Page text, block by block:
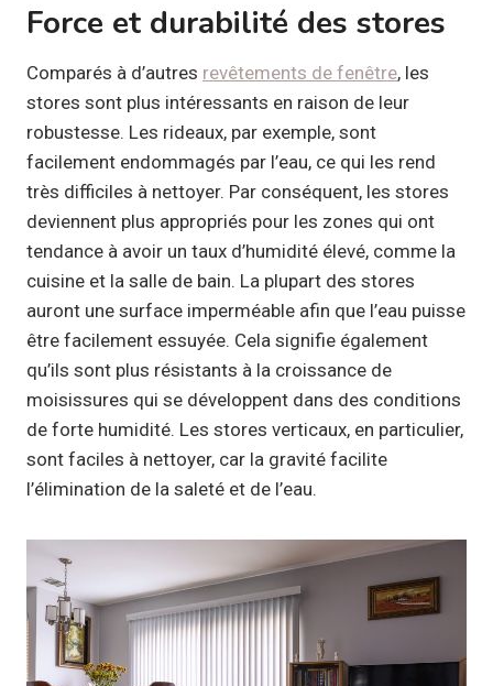
Force et durabilité des stores
Comparés à d’autres revêtements de fenêtre, les
stores sont plus intéressants en raison de leur
robustesse. Les rideaux, par exemple, sont
facilement endommagés par l’eau, ce qui les rend
très difficiles à nettoyer. Par conséquent, les stores
deviennent plus appropriés pour les zones qui ont
tendance à avoir un taux d’humidité élevé, comme la
cuisine et la salle de bain. La plupart des stores
auront une surface imperméable afin que l’eau puisse
être facilement essuyée. Cela signifie également
qu’ils sont plus résistants à la croissance de
moisissures qui se développent dans des conditions
de forte humidité. Les stores verticaux, en particulier,
sont faciles à nettoyer, car la gravité facilite
l’élimination de la saleté et de l’eau.